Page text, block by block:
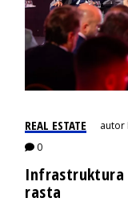
REAL ESTATE autor
0
Infrastruktura
rasta